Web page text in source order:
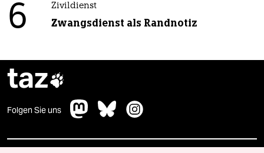
6 Zivildienst
Zwangsdienst als Randnotiz
taz
Folgen Sie uns